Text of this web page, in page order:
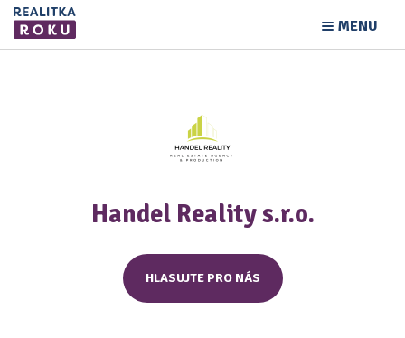
MENU
Handel Reality s.r.o.
HLASUJTE PRO NÁS